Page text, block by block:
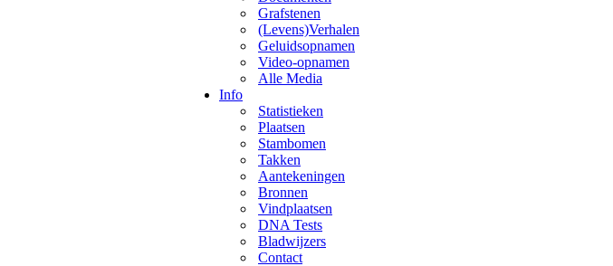
Grafstenen
(Levens)Verhalen
Geluidsopnamen
Video-opnamen
Alle Media
Info
Statistieken
Plaatsen
Stambomen
Takken
Aantekeningen
Bronnen
Vindplaatsen
DNA Tests
Bladwijzers
Contact